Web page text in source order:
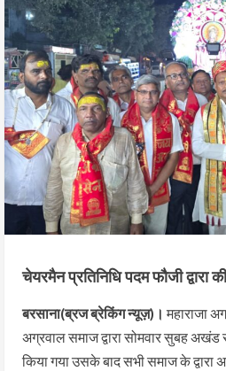
चेयरमैन प्रतिनिधि पदम फौजी द्वारा की
बरसाना(ब्रज ब्रेकिंग न्यूज़)। महाराजा
अग्रवाल समाज द्वारा सोमवार सुबह
किया गया उसके बाद सभी समाज के